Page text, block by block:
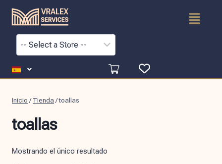
Inicio / Tienda/toallas
toallas
Mostrando el único resultado